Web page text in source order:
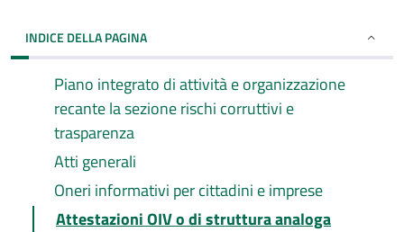
INDICE DELLA PAGINA
Piano integrato di attività e organizzazione
recante la sezione rischi corruttivi e
trasparenza
Atti generali
Oneri informativi per cittadini e imprese
Attestazioni OIV o di struttura analoga